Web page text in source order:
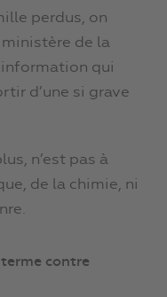
perdus, on
ministère de la
qui
d’une si grave
n’est pas à
de la chimie, ni
contre